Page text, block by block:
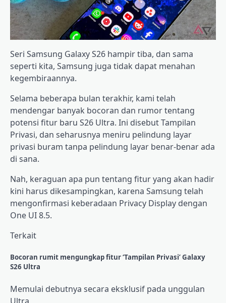
Seri Samsung Galaxy S26 hampir tiba, dan sama
seperti kita, Samsung juga tidak dapat menahan
kegembiraannya.
Selama beberapa bulan terakhir, kami telah
mendengar banyak bocoran dan rumor tentang
potensi fitur baru S26 Ultra. Ini disebut Tampilan
Privasi, dan seharusnya meniru pelindung layar
privasi buram tanpa pelindung layar benar-benar ada
di sana.
Nah, keraguan apa pun tentang fitur yang akan hadir
kini harus dikesampingkan, karena Samsung telah
mengonfirmasi keberadaan Privacy Display dengan
One UI 8.5.
Terkait
Bocoran rumit mengungkap fitur ‘Tampilan Privasi’ Galaxy
S26 Ultra
Memulai debutnya secara eksklusif pada unggulan